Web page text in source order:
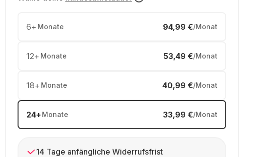
6+ Monate 94,99 €/Monat
12+ Monate 53,49 €/Monat
18+ Monate 40,99 €/Monat
24+ Monate 33,99 €/Monat
14 Tage anfängliche Widerrufsfrist